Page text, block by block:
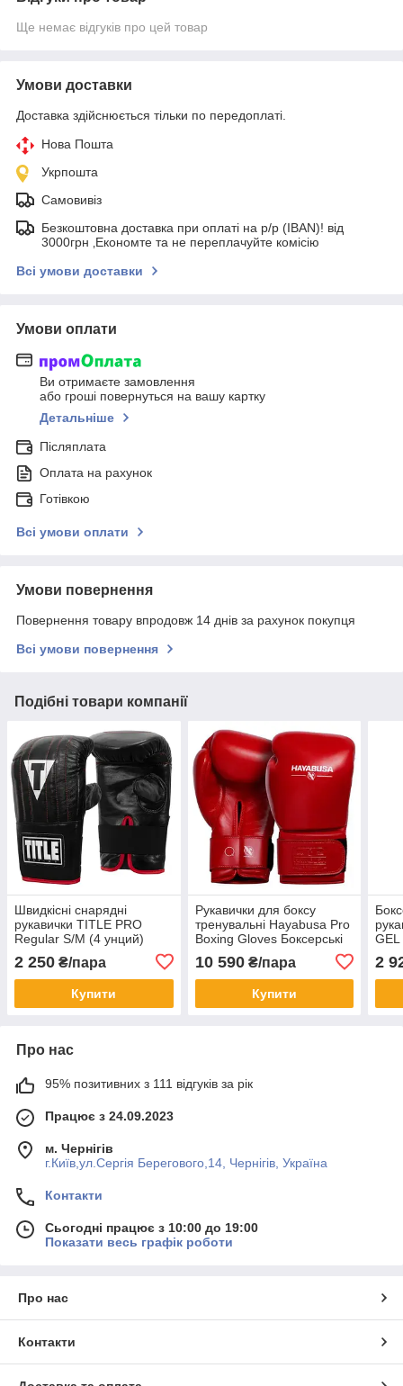
Ще немає відгуків про цей товар
Умови доставки
Доставка здійснюється тільки по передоплаті.
Нова Пошта
Укрпошта
Самовивіз
Безкоштовна доставка при оплаті на р/р (IBAN)! від
3000грн ‚Економте та не переплачуйте комісію
Всі умови доставки
Умови оплати
Ви отримаєте замовлення
або гроші повернуться на вашу картку
Детальніше
Післяплата
Оплата на рахунок
Готівкою
Всі умови оплати
Умови повернення
Повернення товару впродовж 14 днів за рахунок покупця
Всі умови повернення
Подібні товари компанії
Швидкісні снарядні
рукавички TITLE PRO
Regular S/M (4 унций)
2 250 ₴/пара
Купити
Рукавички для боксу
тренувальні Hayabusa Pro
Boxing Gloves Боксерські
рукавички Червоний (14
унцій)
10 590₴/пара
Купити
GEL
2
Про нас
95% позитивних з 111 відгуків за рік
Працює з 24.09.2023
м. Чернігів
г.Київ,ул.Сергiя Берегового,14, Чернігів, Україна
Контакти
Сьогодні працює з 10:00 до 19:00
Показати весь графік роботи
Про нас
Контакти